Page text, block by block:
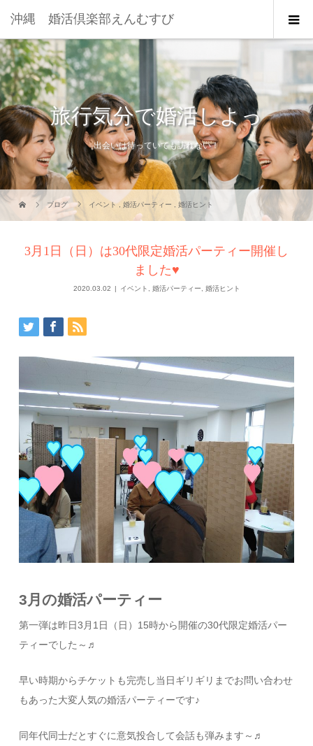
沖縄 婚活倶楽部えんむすび
旅行気分で婚活しよっ
出会いは待っていても訪れない！
ブログ イベント ,婚活パーティー ,婚活ヒント
3月1日（日）は30代限定婚活パーティー開催し
ました♥
2020.03.02 イベント 婚活パーティー 婚活ヒント
3月の婚活パーティー
第一弾は昨日3月1日（日）15時から開催の30代限定婚活パー
ティーでした～♬
早い時期からチケットも完売し当日ギリギリまでお問い合わせ
もあった大変人気の婚活パーティーです♪
同年代同士だとすぐに意気投合して会話も弾みます～♬